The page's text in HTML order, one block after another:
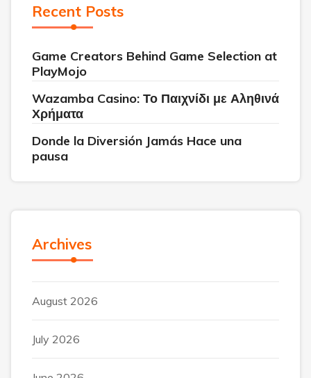
Recent Posts
Game Creators Behind Game Selection at
PlayMojo
Wazamba Casino: Το Παιχνίδι με Αληθινά
Χρήματα
Donde la Diversión Jamás Hace una
pausa
Archives
August 2026
July 2026